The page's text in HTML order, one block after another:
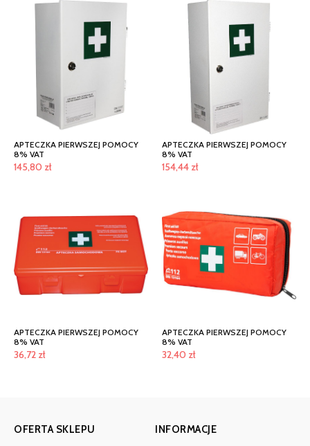
APTECZKA PIERWSZEJ POMOCY
8% VAT
145,80 zł
APTECZKA PIERWSZEJ POMOCY
8% VAT
154,44 zł
APTECZKA PIERWSZEJ POMOCY
8% VAT
36,72 zł
APTECZKA PIERWSZEJ POMOCY
8% VAT
32,40 zł
OFERTA SKLEPU INFORMACJE